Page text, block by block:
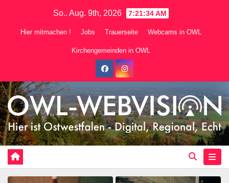
So.. Aug. 9th, 2026 7:21:36 AM
Hier mitmachen ! Jobs Trauerseite Webcams in OWL
Kirchengemeinden in OWL